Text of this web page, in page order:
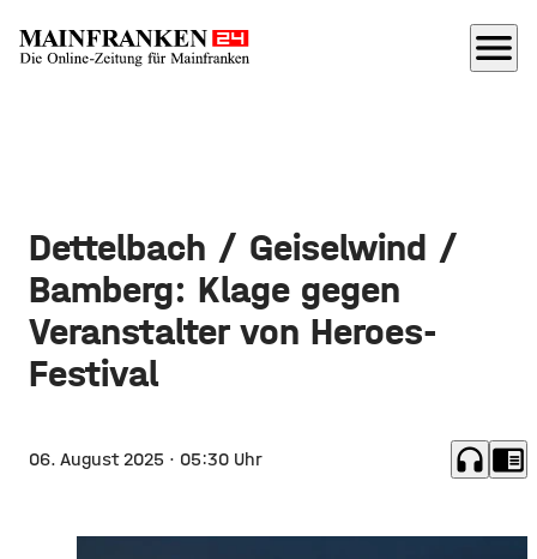
menu
Dettelbach / Geiselwind /
Bamberg: Klage gegen
Veranstalter von Heroes-
Festival
06. August 2025 · 05:30 Uhr headphones chrome_reader_mode